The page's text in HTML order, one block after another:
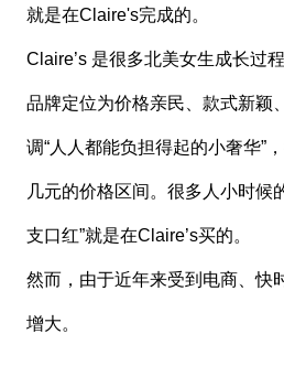
就是在Claire's完成的。
Claire’s 是很多北美女生成长过
品牌定位为价格亲民、款式新颖
调“人人都能负担得起的小奢华”
几元的价格区间。很多人小时候
支口红”就是在Claire’s买的。
然而，由于近年来受到电商、快
增大。